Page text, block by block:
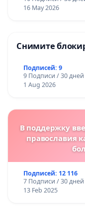
16 May 2026
Снимите
Подписей: 9
9 Подписи / 30 дней
1 Aug 2026
В поддержку
православия
Подписей: 12 116
7 Подписи / 30 дней
13 Feb 2025